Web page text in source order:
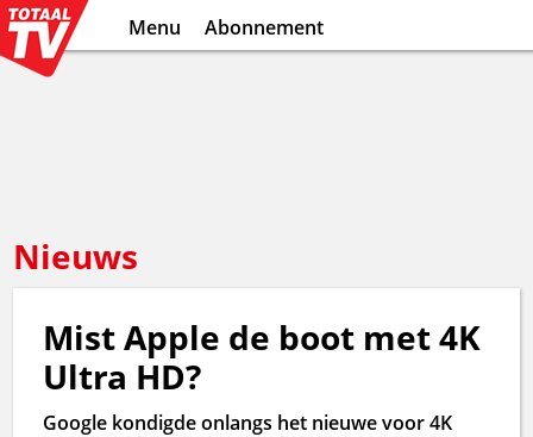
Menu Abonnement
Nieuws
Mist Apple de boot met 4K
Ultra HD?
Google kondigde onlangs het nieuwe voor 4K